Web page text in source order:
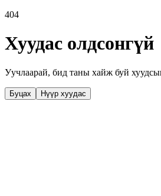
404
Хуудас олдсонгүй
Уучлаарай, бид таны хайж буй
Буцах Нүүр хуудас